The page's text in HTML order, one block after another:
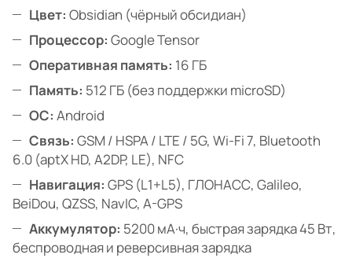
Цвет: Obsidian (чёрный обсидиан)
Процессор: Google Tensor
Оперативная память: 16 ГБ
Память: 512 ГБ (без поддержки microSD)
ОС: Android
Связь: GSM / HSPA / LTE / 5G, Wi-Fi 7, Bluetooth
6.0 (aptX HD, A2DP, LE), NFC
Навигация: GPS (L1+L5), ГЛОНАСС, Galileo,
BeiDou, QZSS, NavIC, A-GPS
Аккумулятор: 5200 мА·ч, быстрая зарядка 45 Вт,
беспроводная и реверсивная зарядка